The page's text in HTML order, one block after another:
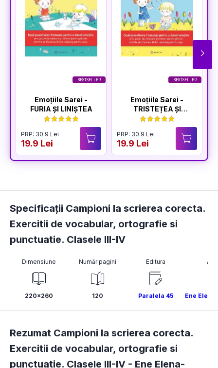
BESTSELLER
Emoțiile Sarei -
FURIA ȘI LINIȘTEA
PRP: 30.9 Lei
19.9 Lei
BESTSELLER
Emoțiile Sarei -
TRISTEȚEA ȘI
BUCURIA
PRP: 30.9 Lei
19.9 Lei
Specificații Campioni la scrierea corecta.
Exercitii de vocabular, ortografie si
punctuatie. Clasele III-IV
Dimensiune
220x260
Număr pagini
120
Editura
Paralela 45 Ene
Rezumat Campioni la scrierea corecta.
Exercitii de vocabular, ortografie si
punctuatie. Clasele III-IV - Ene Elena-